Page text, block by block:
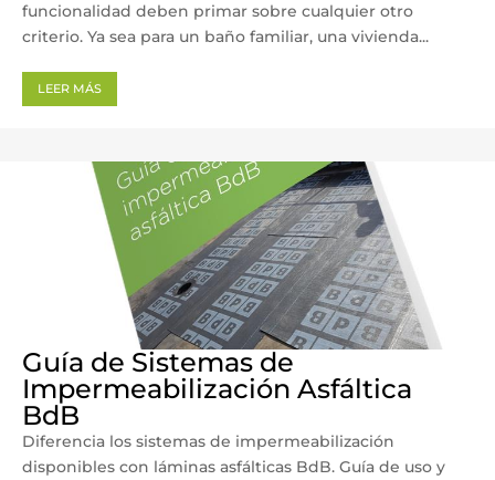
funcionalidad deben primar sobre cualquier otro
criterio. Ya sea para un baño familiar, una vivienda...
LEER MÁS
Guía de Sistemas de
Impermeabilización Asfáltica
BdB
Diferencia los sistemas de impermeabilización
disponibles con láminas asfálticas BdB. Guía de uso y